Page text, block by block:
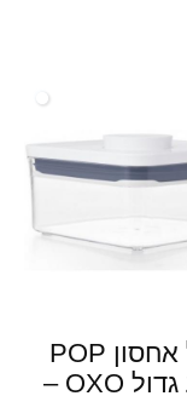
מיכל אחסון POP
ריבוע גדול OXO –